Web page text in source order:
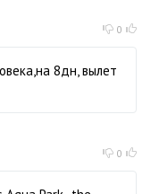
0
8дн, вылет
0